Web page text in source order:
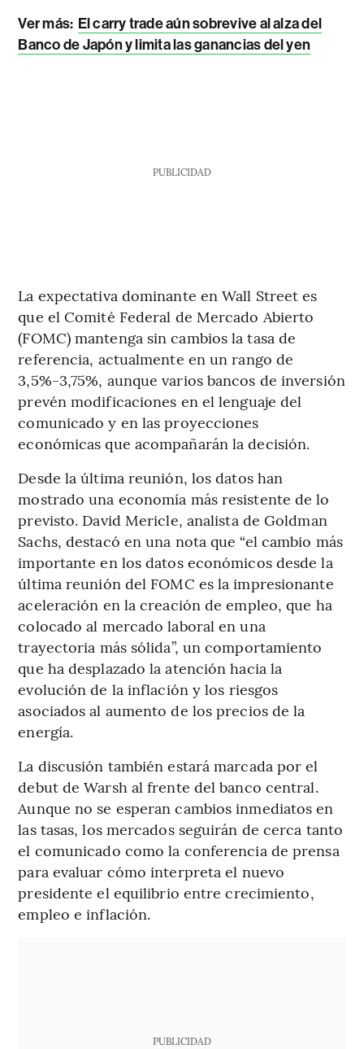
Ver más: El carry trade aún sobrevive al alza del
Banco de Japón y limita las ganancias del yen
PUBLICIDAD
La expectativa dominante en Wall Street es
que el Comité Federal de Mercado Abierto
(FOMC) mantenga sin cambios la tasa de
referencia, actualmente en un rango de
3,5%-3,75%, aunque varios bancos de inversión
prevén modificaciones en el lenguaje del
comunicado y en las proyecciones
económicas que acompañarán la decisión.
Desde la última reunión, los datos han
mostrado una economía más resistente de lo
previsto. David Mericle, analista de Goldman
Sachs, destacó en una nota que “el cambio más
importante en los datos económicos desde la
última reunión del FOMC es la impresionante
aceleración en la creación de empleo, que ha
colocado al mercado laboral en una
trayectoria más sólida”, un comportamiento
que ha desplazado la atención hacia la
evolución de la inflación y los riesgos
asociados al aumento de los precios de la
energía.
La discusión también estará marcada por el
debut de Warsh al frente del banco central.
Aunque no se esperan cambios inmediatos en
las tasas, los mercados seguirán de cerca tanto
el comunicado como la conferencia de prensa
para evaluar cómo interpreta el nuevo
presidente el equilibrio entre crecimiento,
empleo e inflación.
PUBLICIDAD